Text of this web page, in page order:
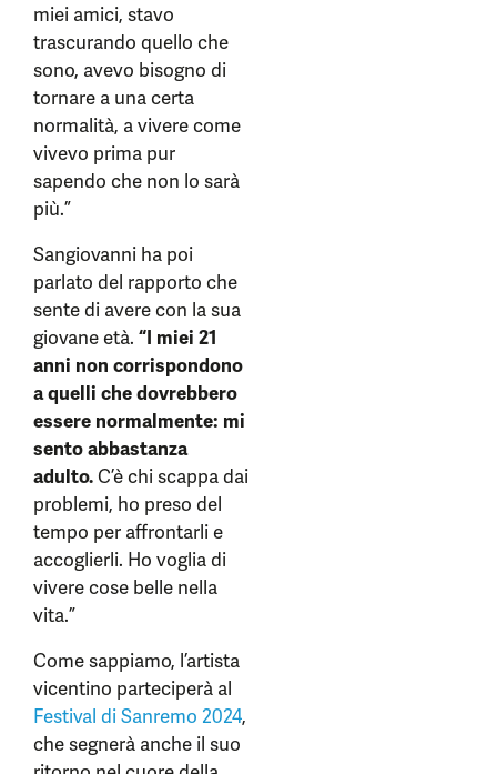
miei amici, stavo
trascurando quello che
sono, avevo bisogno di
tornare a una certa
normalità, a vivere come
vivevo prima pur
sapendo che non lo sarà
più.”
Sangiovanni ha poi
parlato del rapporto che
sente di avere con la sua
giovane età. “I miei 21
anni non corrispondono
a quelli che dovrebbero
essere normalmente: mi
sento abbastanza
adulto.C’è chi scappa dai
problemi, ho preso del
tempo per affrontarli e
accoglierli. Ho voglia di
vivere cose belle nella
vita.”
Come sappiamo, l’artista
vicentino parteciperà al
Festival di Sanremo 2024,
che segnerà anche il suo